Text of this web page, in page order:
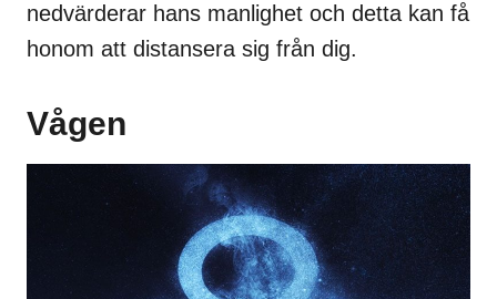
nedvärderar hans manlighet och detta kan få
honom att distansera sig från dig.
Vågen